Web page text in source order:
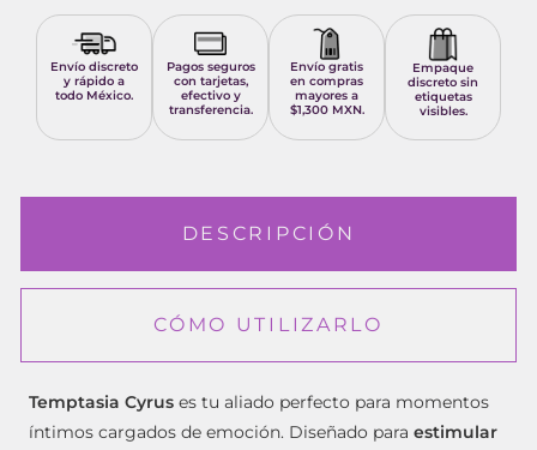
Envío discreto
y rápido a
todo México.
Pagos seguros
con tarjetas,
efectivo y
transferencia.
Envío gratis
en compras
mayores a
$1,300 MXN.
Empaque
discreto sin
etiquetas
visibles.
DESCRIPCIÓN
CÓMO UTILIZARLO
Temptasia Cyrus es tu aliado perfecto para momentos
íntimos cargados de emoción. Diseñado para estimular